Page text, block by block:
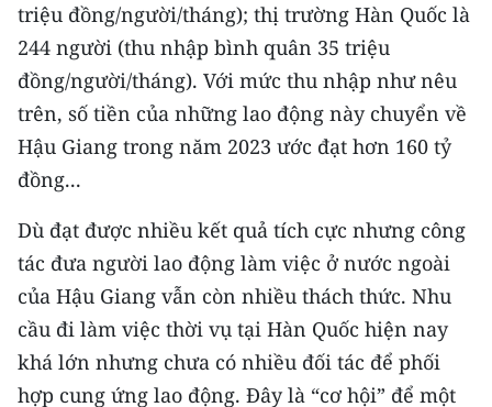
FRANÇAIS
РУССКИЙ
ESPAÑOL
한국어
triệu đồng/người/tháng); thị trường Hàn Quốc là
244 người (thu nhập bình quân 35 triệu
đồng/người/tháng). Với mức thu nhập như nêu
trên, số tiền của những lao động này chuyển về
Hậu Giang trong năm 2023 ước đạt hơn 160 tỷ
đồng...
Dù đạt được nhiều kết quả tích cực nhưng công
tác đưa người lao động làm việc ở nước ngoài
của Hậu Giang vẫn còn nhiều thách thức. Nhu
cầu đi làm việc thời vụ tại Hàn Quốc hiện nay
khá lớn nhưng chưa có nhiều đối tác để phối
hợp cung ứng lao động. Đây là “cơ hội” để một